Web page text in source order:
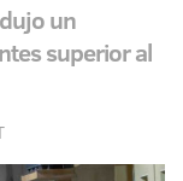
un
superior al